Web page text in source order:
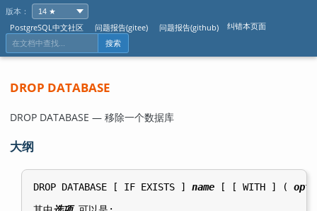
版本：
PostgreSQL中文社区
问题报告(gitee) 问题报告(github) 纠错本页面
搜索
DROP DATABASE
DROP DATABASE — 移除一个数据库
大纲
DROP DATABASE [ IF EXISTS ] name [ [ WITH ] (